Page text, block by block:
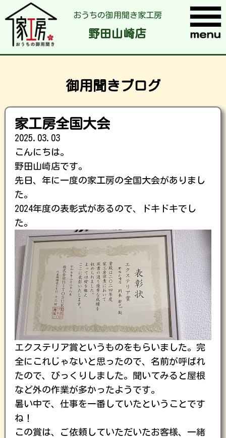
おうちの御用聞き家工房
野田山崎店
御用聞きブログ
家工房全国大会
2025.03.03
こんにちは。
野田山崎店です。
先日、年に一度の家工房の全国大会がありまし
た。
2024年度の表彰式があるので、ドキドキでし
た。
エクステリア賞というものをもらいました。完
全にこれじゃないと思ったので、名前が呼ばれ
たので、びっくりしました。聞いてみると屋根
など外の作業が多かったようです。
暑い中で、仕事を一番していたということです
ね！
この賞は、ご依頼していただいたお客様、一緒